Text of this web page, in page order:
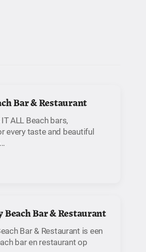
Bar & Restaurant
ALL Beach bars,
every taste and beautiful
Beach Bar & Restaurant
Bar & Restaurant is een
bar en restaurant op